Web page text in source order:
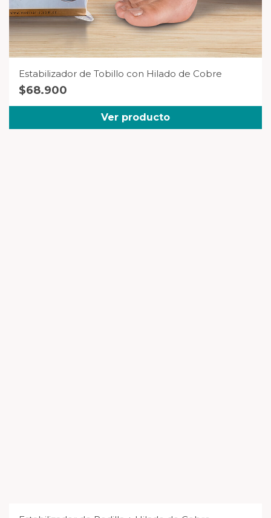
Estabilizador de Tobillo con Hilado de Cobre
$68.900
Ver producto